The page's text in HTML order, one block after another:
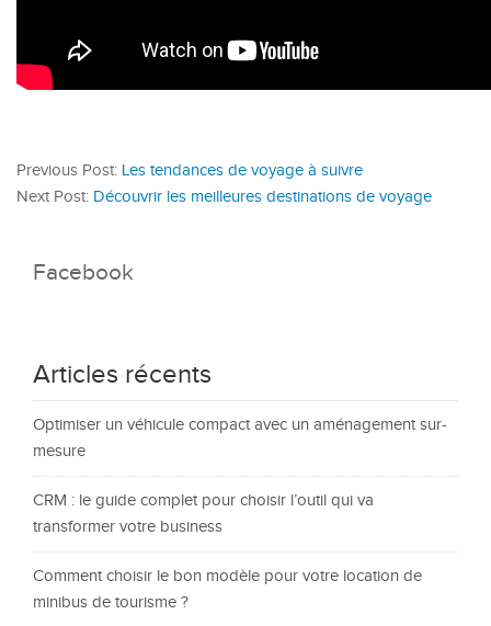
Previous Post: Les tendances de voyage à suivre
Next Post: Découvrir les meilleures destinations de voyage
Facebook
Articles récents
Optimiser un véhicule compact avec un aménagement sur-
mesure
CRM : le guide complet pour choisir l’outil qui va
transformer votre business
Comment choisir le bon modèle pour votre location de
minibus de tourisme ?